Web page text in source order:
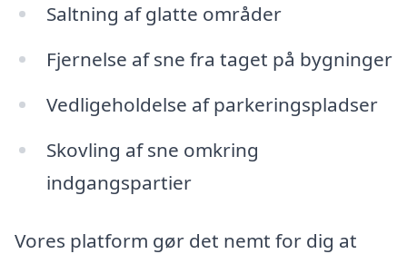
Saltning af glatte områder
Fjernelse af sne fra taget på bygninger
Vedligeholdelse af parkeringspladser
Skovling af sne omkring
indgangspartier
Vores platform gør det nemt for dig at